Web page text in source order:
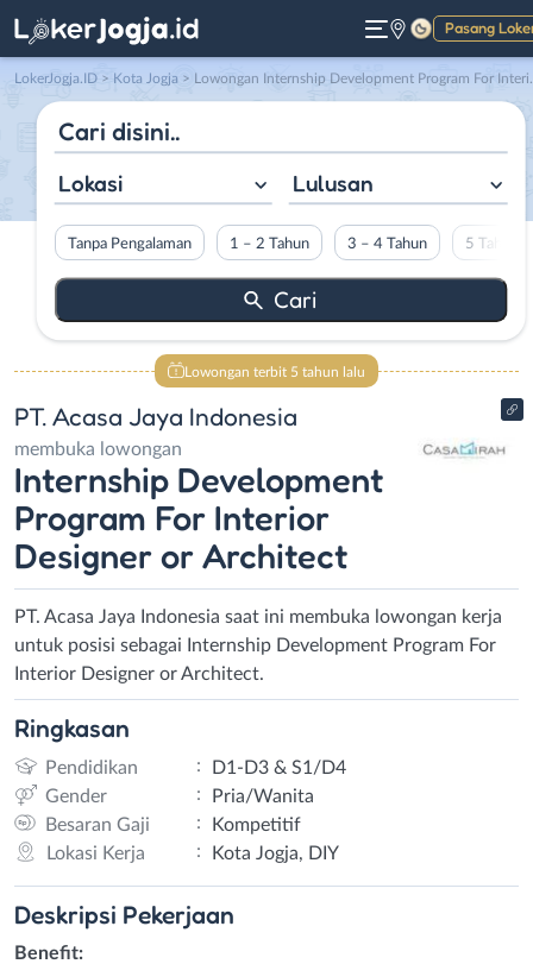
Pasang
Gelap
LokerJogja.ID > Kota Jogja > Lowongan Internship Development Program For Interior Designer or Architect di PT. Acasa Jaya Indonesia
Lokasi Lulusan
Tanpa Pengalaman 1 – 2 Tahun 3 – 4 Tahun 5 Tahun
Lowongan terbit 5 tahun lalu
PT. Acasa Jaya Indonesia
membuka lowongan
Internship Development
Program For Interior
Designer or Architect
PT. Acasa Jaya Indonesia saat ini membuka lowongan kerja
untuk posisi sebagai Internship Development Program For
Interior Designer or Architect.
Ringkasan
Pendidikan :
D1-D3 & S1/D4
Gender
:
Pria/Wanita
Besaran Gaji
:
Kompetitif
Lokasi Kerja
: Kota Jogja, DIY
Deskripsi Pekerjaan
Benefit: